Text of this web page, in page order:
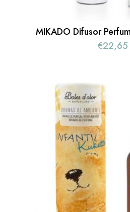
MIKADO Difusor
€22,65